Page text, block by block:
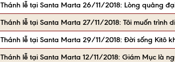
Thánh lễ tại Santa Marta 26/11/2018: Lòng quảng
Thánh lễ tại Santa Marta 27/11/2018: Tôi muốn trình
Thánh lễ tại Santa Marta 29/11/2018: Đời sống Kitô
Thánh lễ tại Santa Marta 12/11/2018: Giám Mục là